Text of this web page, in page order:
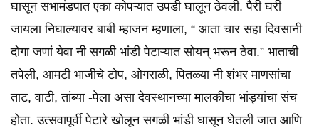
घासून सभामंडपात एका कोपऱ्यात उपडी घालून ठेवली. पैरी घरी
जायला निघाल्यावर बाबी म्हाजन म्हणाला, “ आता चार सहा दिवसानी
दोगा जणां येवा नी सगळी भांडी पेटाऱ्यात सोयन् भरून ठेवा.” भाताची
तपेली, आमटी भाजीचे टोप, ओगराळी, पितळ्या नी शंभर माणसांचा
ताट, वाटी, तांब्या -पेला असा देवस्थानच्या मालकीचा भांड्यांचा संच
होता. उत्सवापूर्वी पेटारे खोलून सगळी भांडी घासून घेतली जात आणि